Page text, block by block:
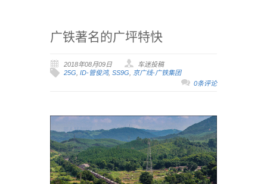
广铁著名的广坪特快
2018年08月09日
车迷投稿
25G, ID-管俊鸿, SS9G, 京广线-广铁集团
0条评论